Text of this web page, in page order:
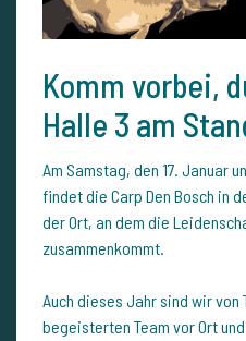
Komm vorbei,
Halle 3 am
Am Samstag, den 17. Januar
findet die Carp Den Bosch in
der Ort, an dem die
zusammenkommt.
Auch dieses Jahr sind wir
begeisterten Team vor Ort